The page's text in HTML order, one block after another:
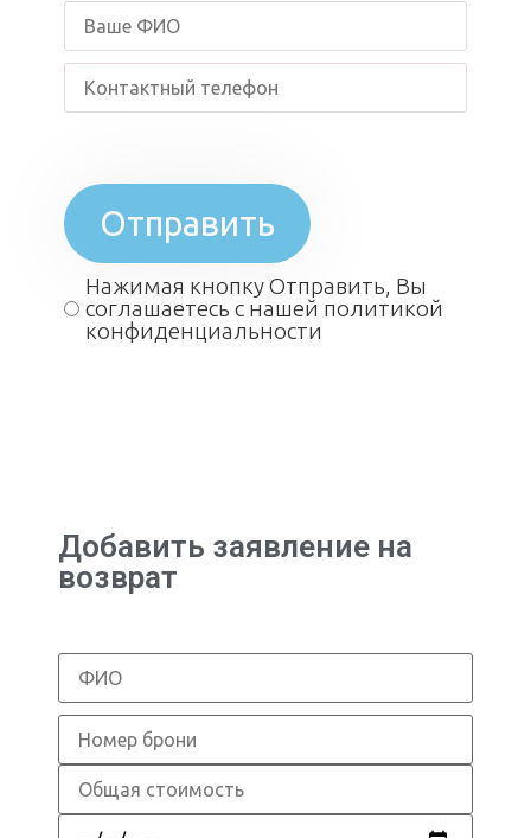
Отправить
Нажимая кнопку Отправить, Вы
соглашаетесь с нашей политикой
конфиденциальности
Добавить заявление на
возврат